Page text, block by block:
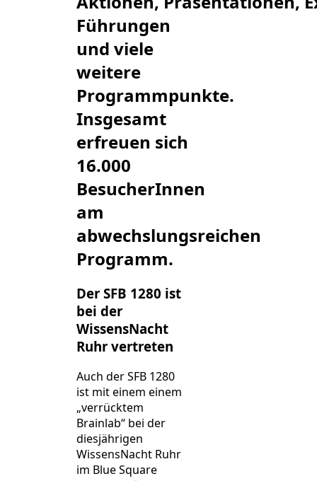
Führungen
und viele
weitere
Programmpunkte.
Insgesamt
erfreuen sich
16.000
BesucherInnen
am
abwechslungsreichen
Programm.
Der SFB 1280 ist
bei der
WissensNacht
Ruhr vertreten
Auch der SFB 1280
ist mit einem einem
„verrücktem
Brainlab“ bei der
diesjährigen
WissensNacht Ruhr
im Blue Square